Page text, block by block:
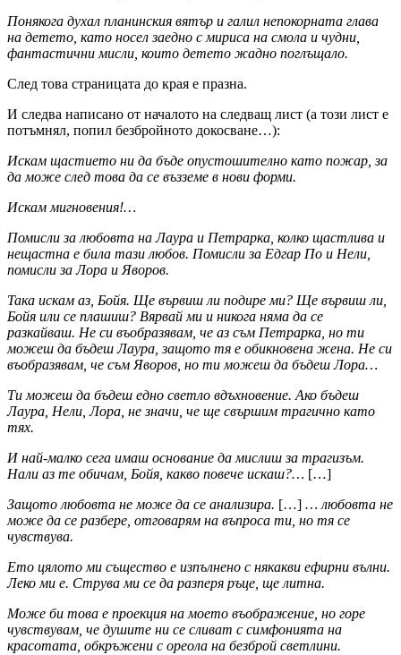
Понякога духал планинския вятър и галил непокорната глава
на детето, като носел заедно с мириса на смола и чудни,
фантастични мисли, които детето жадно поглъщало.
След това страницата до края е празна.
И следва написано от началото на следващ лист (а този лист е
потъмнял, попил безбройното докосване…):
Искам щастието ни да бъде опустошително като пожар, за
да може след това да се възземе в нови форми.
Искам мигновения!…
Помисли за любовта на Лаура и Петрарка, колко щастлива и
нещастна е била тази любов. Помисли за Едгар По и Нели,
помисли за Лора и Яворов.
Така искам аз, Бойя. Ще вървиш ли подире ми? Ще вървиш ли,
Бойя или се плашиш? Вярвай ми и никога няма да се
разкайваш. Не си въобразявам, че аз съм Петрарка, но ти
можеш да бъдеш Лаура, защото тя е обикновена жена. Не си
въобразявам, че съм Яворов, но ти можеш да бъдеш Лора…
Ти можеш да бъдеш едно светло вдъхновение. Ако бъдеш
Лаура, Нели, Лора, не значи, че ще свършим трагично като
тях.
И най-малко сега имаш основание да мислиш за трагизъм.
Нали аз те обичам, Бойя, какво повече искаш?… […]
Защото любовта не може да се анализира. […] … любовта не
може да се разбере, отговарям на въпроса ти, но тя се
чувствува.
Ето цялото ми същество е изпълнено с някакви ефирни вълни.
Леко ми е. Струва ми се да разперя ръце, ще литна.
Може би това е проекция на моето въображение, но горе
чувствувам, че душите ни се сливат с симфонията на
красотата, обкръжени с ореола на безброй светлини.